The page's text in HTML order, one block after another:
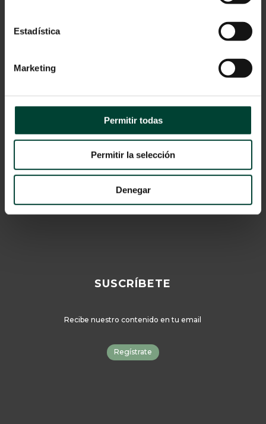
Estadística
Marketing
Permitir todas
Permitir la selección
Denegar
Aviso Legal
Política de privacidad
© 2024 Vygon España
Catálogo
SUSCRÍBETE
Recibe nuestro contenido en tu email
Regístrate